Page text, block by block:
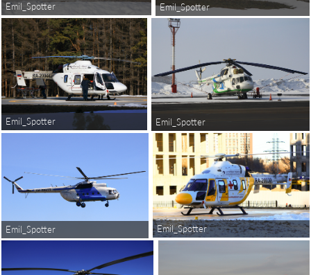
Emil_Spotter Emil_Spotter
Emil_Spotter Emil_Spotter
Emil_Spotter Emil_Spotter